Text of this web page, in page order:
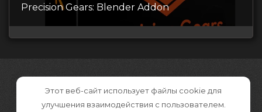
Precision Gears: Blender Addon
Этот веб-сайт использует файлы cookie для
улучшения взаимодействия с пользователем.